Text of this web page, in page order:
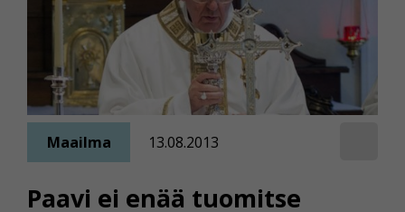
Paavi ei enää tuomitse
Maailma 13.08.2013